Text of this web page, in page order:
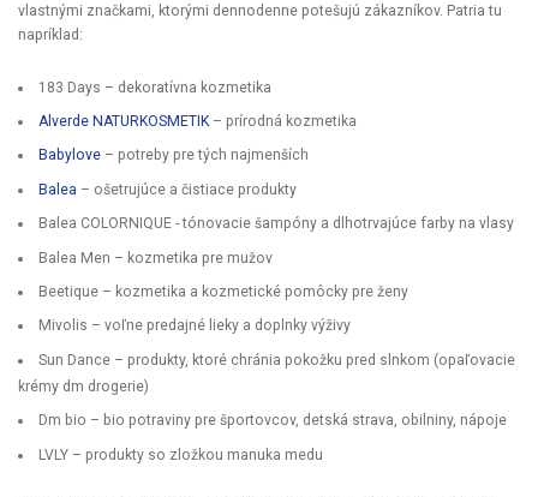
vlastnými značkami, ktorými dennodenne potešujú zákazníkov. Patria tu
napríklad:
183 Days – dekoratívna kozmetika
Alverde NATURKOSMETIK– prírodná kozmetika
Babylove – potreby pre tých najmenších
Balea – ošetrujúce a čistiace produkty
Balea COLORNIQUE - tónovacie šampóny a dlhotrvajúce farby na vlasy
Balea Men – kozmetika pre mužov
Beetique – kozmetika a kozmetické pomôcky pre ženy
Mivolis – voľne predajné lieky a doplnky výživy
Sun Dance – produkty, ktoré chránia pokožku pred slnkom (opaľovacie
krémy dm drogerie)
Dm bio – bio potraviny pre športovcov, detská strava, obilniny, nápoje
LVLY – produkty so zložkou manuka medu